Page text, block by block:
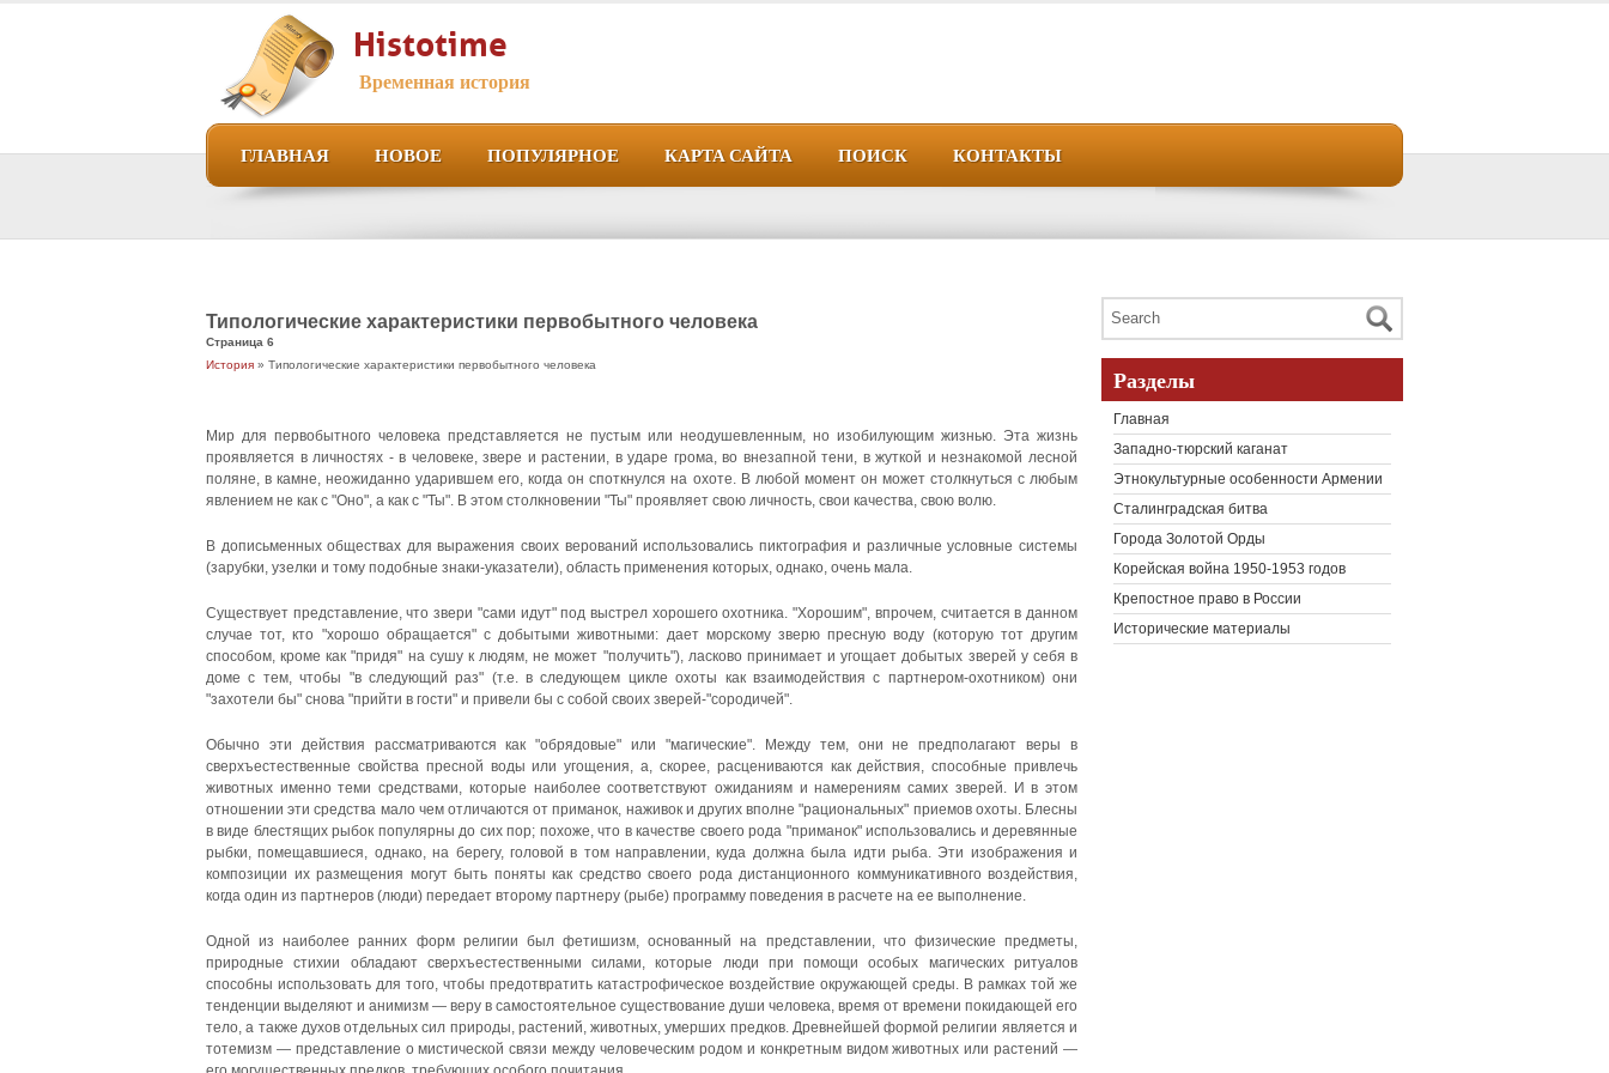
Histotime
Временная история
ГЛАВНАЯ НОВОЕ ПОПУЛЯРНОЕ КАРТА САЙТА ПОИСК КОНТАКТЫ
Типологические характеристики первобытного человека
Страница 6
История » Типологические характеристики первобытного человека
Мир для первобытного человека представляется не пустым или неодушевленным, но изобилующим жизнью. Эта жизнь
проявляется в личностях - в человеке, звере и растении, в ударе грома, во внезапной тени, в жуткой и незнакомой лесной
поляне, в камне, неожиданно ударившем его, когда он споткнулся на охоте. В любой момент он может столкнуться с любым
явлением не как с "Оно", а как с "Ты". В этом столкновении "Ты" проявляет свою личность, свои качества, свою волю.
В дописьменных обществах для выражения своих верований использовались пиктография и различные условные системы
(зарубки, узелки и тому подобные знаки-указатели), область применения которых, однако, очень мала.
Существует представление, что звери "сами идут" под выстрел хорошего охотника. "Хорошим", впрочем, считается в данном
случае тот, кто "хорошо обращается" с добытыми животными: дает морскому зверю пресную воду (которую тот другим
способом, кроме как "придя" на сушу к людям, не может "получить"), ласково принимает и угощает добытых зверей у себя в
доме с тем, чтобы "в следующий раз" (т.е. в следующем цикле охоты как взаимодействия с партнером-охотником) они
"захотели бы" снова "прийти в гости" и привели бы с собой своих зверей-"сородичей".
Обычно эти действия рассматриваются как "обрядовые" или "магические". Между тем, они не предполагают веры в
сверхъестественные свойства пресной воды или угощения, а, скорее, расцениваются как действия, способные привлечь
животных именно теми средствами, которые наиболее соответствуют ожиданиям и намерениям самих зверей. И в этом
отношении эти средства мало чем отличаются от приманок, наживок и других вполне "рациональных" приемов охоты. Блесны
в виде блестящих рыбок популярны до сих пор; похоже, что в качестве своего рода "приманок" использовались и деревянные
рыбки, помещавшиеся, однако, на берегу, головой в том направлении, куда должна была идти рыба. Эти изображения и
композиции их размещения могут быть поняты как средство своего рода дистанционного коммуникативного воздействия,
когда один из партнеров (люди) передает второму партнеру (рыбе) программу поведения в расчете на ее выполнение.
Одной из наиболее ранних форм религии был фетишизм, основанный на представлении, что физические предметы,
природные стихии обладают сверхъестественными силами, которые люди при помощи особых магических ритуалов
способны использовать для того, чтобы предотвратить катастрофическое воздействие окружающей среды. В рамках той же
тенденции выделяют и анимизм — веру в самостоятельное существование души человека, время от времени покидающей его
тело, а также духов отдельных сил природы, растений, животных, умерших предков. Древнейшей формой религии является и
тотемизм — представление о мистической связи между человеческим родом и конкретным видом животных или растений —
Разделы
Главная
Западно-тюрский каганат
Этнокультурные особенности Армении
Сталинградская битва
Города Золотой Орды
Корейская война 1950-1953 годов
Крепостное право в России
Исторические материалы